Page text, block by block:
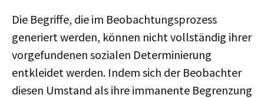
Die Begriffe, die im Beobachtungsprozess
generiert werden, können nicht vollständig ihrer
vorgefundenen sozialen Determinierung
entkleidet werden. Indem sich der Beobachter
diesen Umstand als ihre immanente Begrenzung